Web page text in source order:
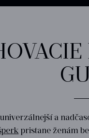
a
pristane ženám